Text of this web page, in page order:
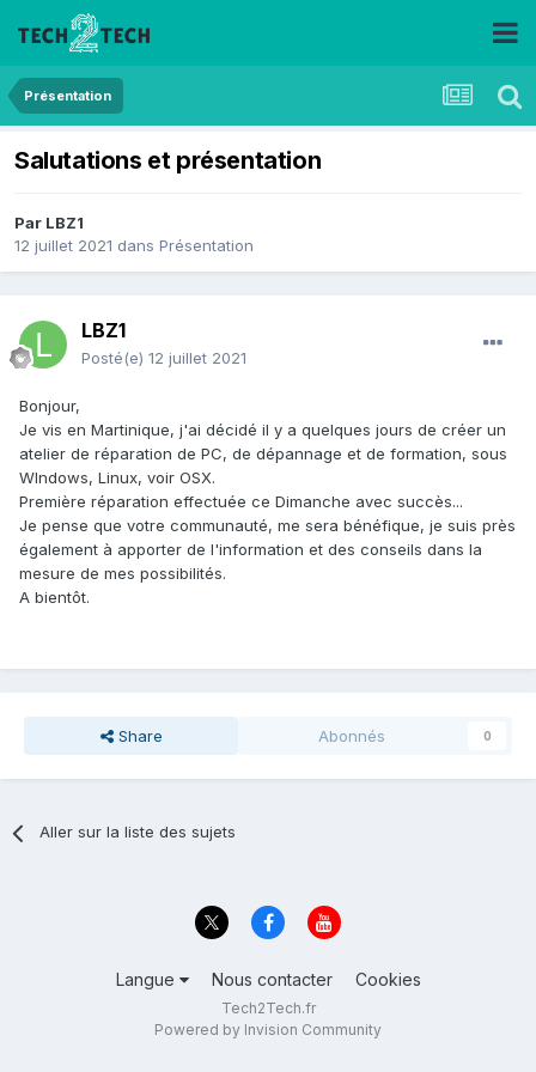
Présentation
Salutations et présentation
Par LBZ1
12 juillet 2021 dans Présentation
LBZ1
Posté(e) 12 juillet 2021
Bonjour,
Je vis en Martinique, j'ai décidé il y a quelques jours de créer un
atelier de réparation de PC, de dépannage et de formation, sous
WIndows, Linux, voir OSX.
Première réparation effectuée ce Dimanche avec succès...
Je pense que votre communauté, me sera bénéfique, je suis près
également à apporter de l'information et des conseils dans la
mesure de mes possibilités.
A bientôt.
Share Abonnés 0
Aller sur la liste des sujets
Langue Nous contacter Cookies
Tech2Tech.fr
Powered by Invision Community